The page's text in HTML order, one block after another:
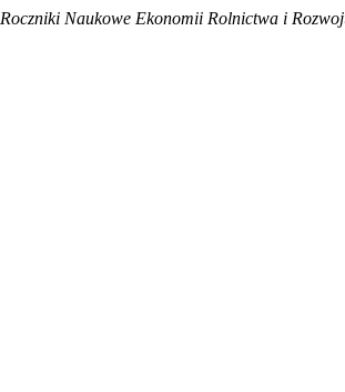
Roczniki Naukowe Ekonomii Rolnictwa i